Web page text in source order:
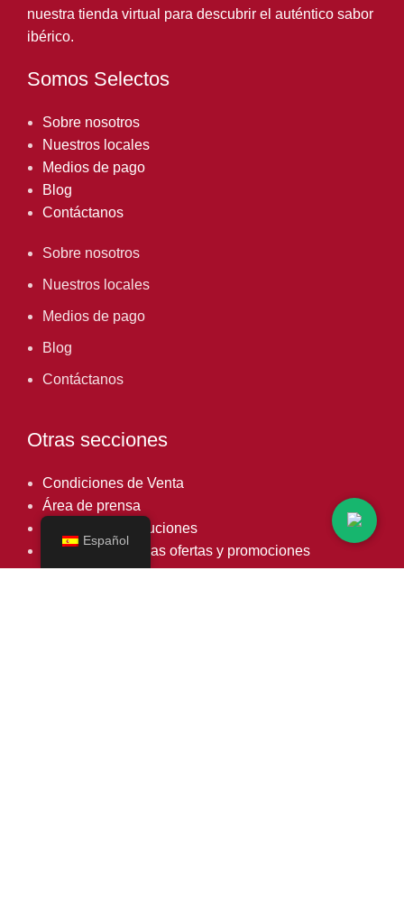
nuestra tienda virtual para descubrir el auténtico sabor
ibérico.
Somos Selectos
Sobre nosotros
Nuestros locales
Medios de pago
Blog
Contáctanos
Sobre nosotros
Nuestros locales
Medios de pago
Blog
Contáctanos
Otras secciones
Condiciones de Venta
Área de prensa
Garantía y devoluciones
Condiciones de las ofertas y promociones
Español